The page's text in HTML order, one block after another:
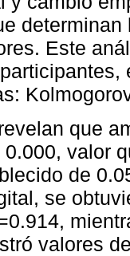
Este
que
valor
de
se
valores